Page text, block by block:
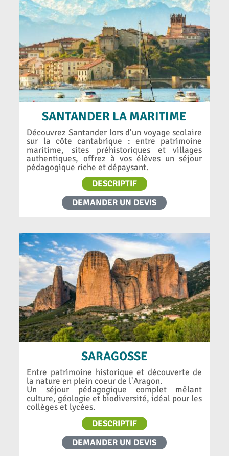
SANTANDER LA MARITIME
Découvrez Santander lors d’un voyage scolaire
sur la côte cantabrique : entre patrimoine
maritime, sites préhistoriques et villages
authentiques, offrez à vos élèves un séjour
pédagogique riche et dépaysant.
DESCRIPTIF
DEMANDER UN DEVIS
SARAGOSSE
Entre patrimoine historique et découverte de
la nature en plein coeur de l'Aragon.
Un séjour pédagogique complet mêlant
culture, géologie et biodiversité, idéal pour les
collèges et lycées.
DESCRIPTIF
DEMANDER UN DEVIS